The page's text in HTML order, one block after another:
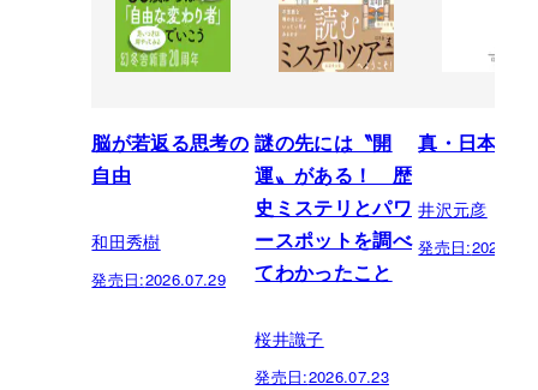
脳が若返る思考の
自由
和田秀樹
発売日:2026.07.29
謎の先には〝開
運〟がある！ 歴
史ミステリとパワ
ースポットを調べ
てわかったこと
桜井識子
発売日:2026.07.23
真・日本の
井沢元彦
発売日: